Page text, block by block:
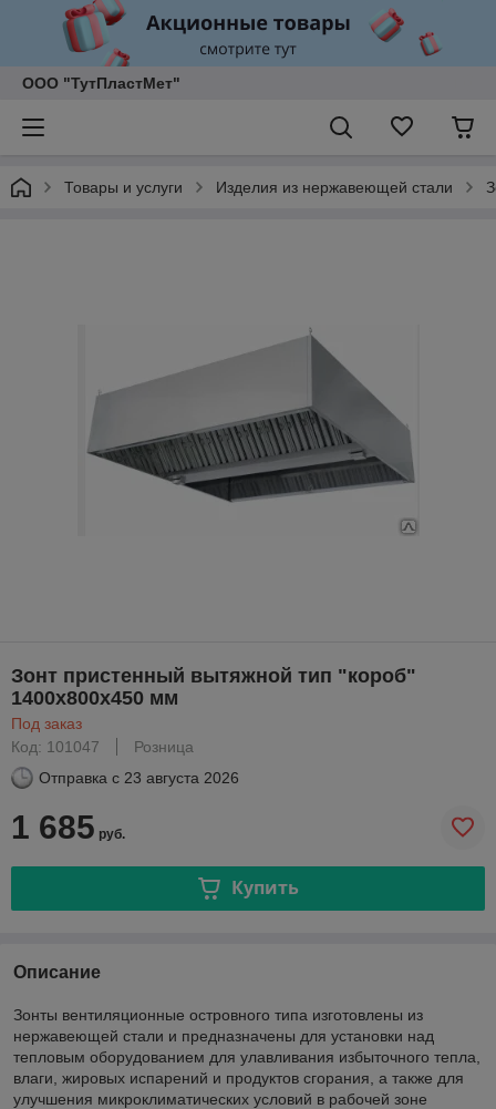
ООО "ТутПластМет"
Товары и услуги Изделия из нержавеющей стали
Зонт пристенный вытяжной тип "короб"
1400х800х450 мм
Под заказ
Код: 101047
Розница
Отправка с 23 августа 2026
1 685 руб.
Купить
Описание
Зонты вентиляционные островного типа изготовлены из
нержавеющей стали и предназначены для установки над
тепловым оборудованием для улавливания избыточного тепла,
влаги, жировых испарений и продуктов сгорания, а также для
улучшения микроклиматических условий в рабочей зоне